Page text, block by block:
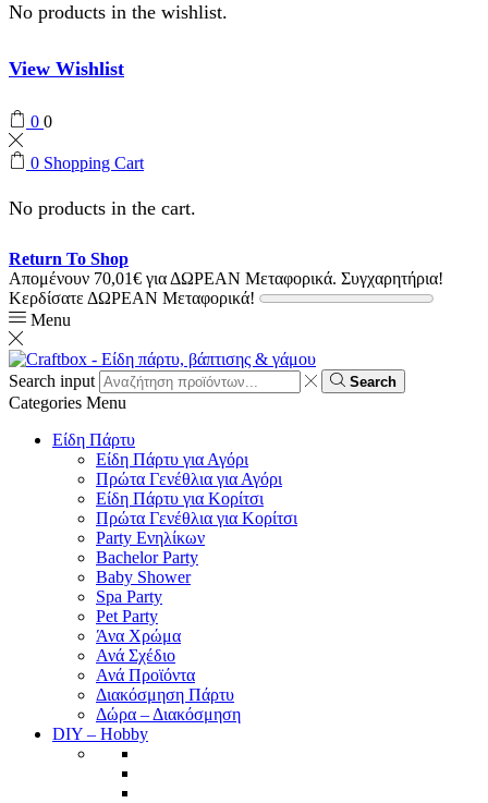
No products in the wishlist.
View Wishlist
0 0
0 Shopping Cart
No products in the cart.
Return To Shop
Απομένουν 70,01€ για ΔΩΡΕΑΝ Μεταφορικά. Συγχαρητήρια!
Κερδίσατε ΔΩΡΕΑΝ Μεταφορικά!
Menu
Search input Search
Categories Menu
Είδη Πάρτυ
Είδη Πάρτυ για Αγόρι
Πρώτα Γενέθλια για Αγόρι
Είδη Πάρτυ για Κορίτσι
Πρώτα Γενέθλια για Κορίτσι
Party Ενηλίκων
Bachelor Party
Baby Shower
Spa Party
Pet Party
Άνα Χρώμα
Ανά Σχέδιο
Ανά Προϊόντα
Διακόσμηση Πάρτυ
Δώρα – Διακόσμηση
DIY – Hobby